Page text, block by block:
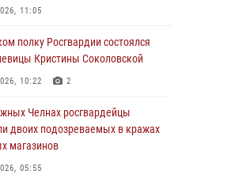
полку Росгвардии состоялся
10:22 2
сотрудники Росгвардии
06:47
приняла участие в
безопасности крестного хода и
11:05
полку Росгвардии состоялся
Кристины Соколовской
10:22 2
Челнах росгвардейцы
двоих подозреваемых в кражах
магазинов
05:55